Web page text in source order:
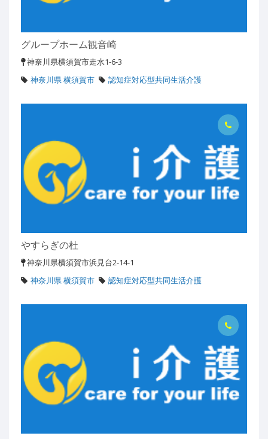
グループホーム観音崎
神奈川県横須賀市走水1-6-3
神奈川県 横須賀市
認知症対応型共同生活介護
やすらぎの杜
神奈川県横須賀市浜見台2-14-1
神奈川県 横須賀市
認知症対応型共同生活介護